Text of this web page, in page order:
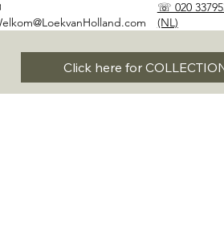
☏ 020
(NL)
Click here for